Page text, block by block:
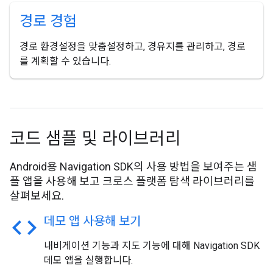
경로 경험
경로 환경설정을 맞춤설정하고, 경유지를 관리하고, 경로
를 계획할 수 있습니다.
코드 샘플 및 라이브러리
Android용 Navigation SDK의 사용 방법을 보여주는 샘
플 앱을 사용해 보고 크로스 플랫폼 탐색 라이브러리를
살펴보세요.
code 데모 앱 사용해 보기
내비게이션 기능과 지도 기능에 대해 Navigation SDK
데모 앱을 실행합니다.